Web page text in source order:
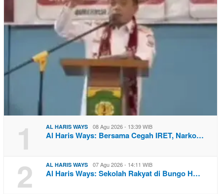
1 AL HARIS WAYS 08 Agu 2026 - 13:39 WIB
Al Haris Ways: Bersama Cegah IRET, Narko…
2 AL HARIS WAYS 07 Agu 2026 - 14:11 WIB
Al Haris Ways: Sekolah Rakyat di Bungo H…